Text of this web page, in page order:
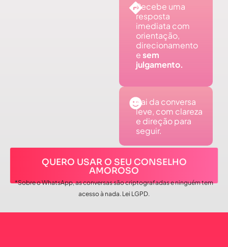
Recebe uma
resposta
imediata com
orientação,
direcionamento
esem
julgamento.
Sai da conversa
leve, com clareza
e direção para
seguir.
QUERO USAR O SEU CONSELHO
AMOROSO
*Sobre o WhatsApp, as conversas são criptografadas e ninguém tem
acesso à nada. Lei LGPD.